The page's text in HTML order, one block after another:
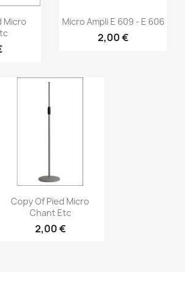
Micro
Vorschau
Micro Ampli E 609 - E 606
2,00 €
Vorschau
Copy Of Pied Micro
Chant Etc
2,00 €